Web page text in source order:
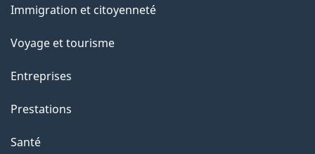
sujets
Immigration et citoyenneté
Voyage et tourisme
Entreprises
Prestations
Santé